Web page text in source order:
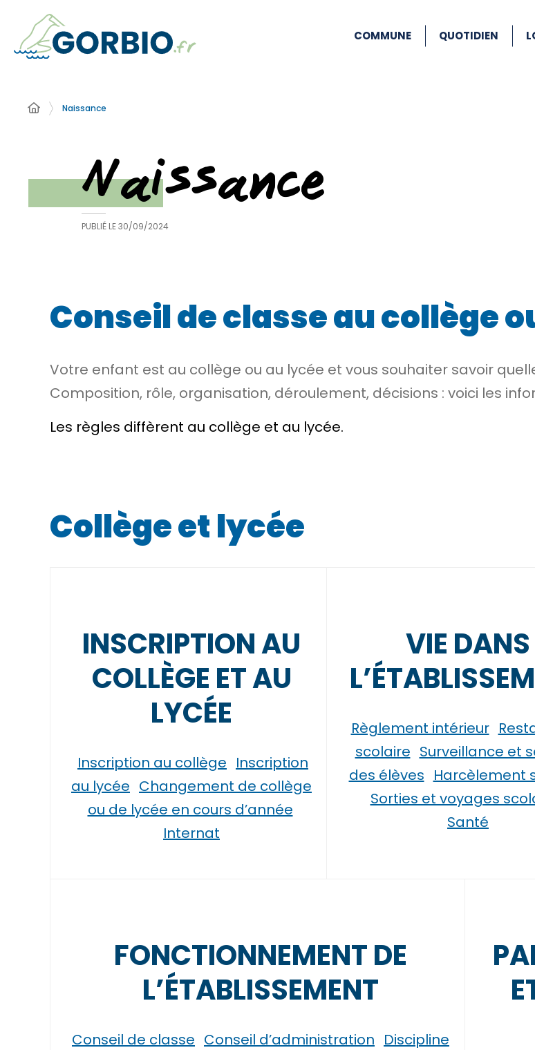
COMMUNE QUOTIDIEN
Naissance
Naissance
PUBLIÉ LE30/09/2024
Conseil de classe au collège
Votre enfant est au collège ou au lycée et vous souhaiter savoir
Composition, rôle, organisation, déroulement, décisions : voici les
Les règles diffèrent au collège et au lycée.
Collège et lycée
INSCRIPTION AU
COLLÈGE ET AU
LYCÉE
Inscription au collège Inscription
au lycée Changement de collège
ou de lycée en cours d’année
Internat
VIE DANS
Règlement intérieur
scolaire Surveillance et
des élèves Harcèlement
Sorties et voyages
Santé
FONCTIONNEMENT DE
L’ÉTABLISSEMENT
Conseil de classe Conseil d’administration Discipline